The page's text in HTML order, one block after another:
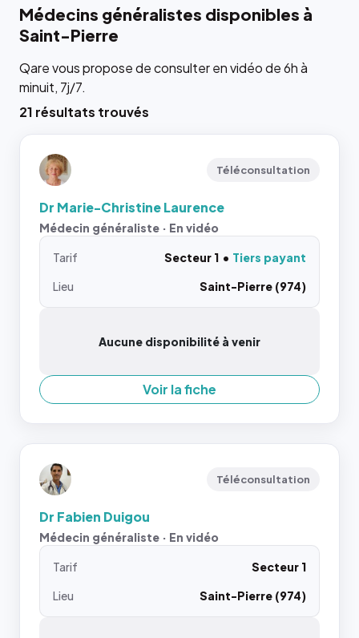
Médecins généralistes disponibles à
Saint-Pierre
Qare vous propose de consulter en vidéo de 6h à
minuit, 7j/7.
21 résultats trouvés
Téléconsultation
Dr Marie-Christine Laurence
Médecin généraliste · En vidéo
Tarif Secteur 1
Tiers payant
Lieu
Saint-Pierre (974)
Aucune disponibilité à venir
Voir la fiche
Téléconsultation
Dr Fabien Duigou
Médecin généraliste · En vidéo
Tarif
Secteur 1
Lieu
Saint-Pierre (974)